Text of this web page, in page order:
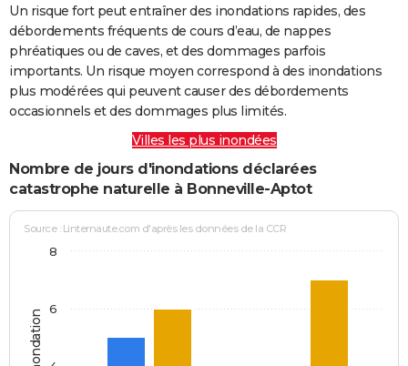
Un risque fort peut entraîner des inondations rapides, des
débordements fréquents de cours d’eau, de nappes
phréatiques ou de caves, et des dommages parfois
importants. Un risque moyen correspond à des inondations
plus modérées qui peuvent causer des débordements
occasionnels et des dommages plus limités.
Villes les plus inondées
Nombre de jours d'inondations déclarées
catastrophe naturelle à Bonneville-Aptot
Source : Linternaute.com d'après les données de la CCR
6
8